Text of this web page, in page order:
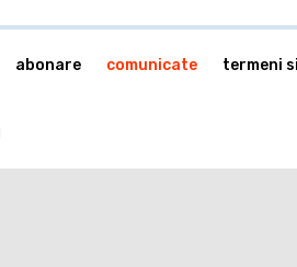
abonare comunicate termeni